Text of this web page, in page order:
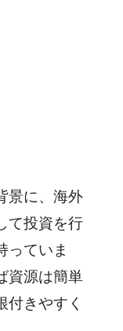
景に、海外
て投資を行
っていま
資源は簡単
きやすく